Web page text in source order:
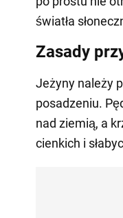
światła
Zasady
Jeżyny należy
posadzeniu.
nad ziemią, a
cienkich i